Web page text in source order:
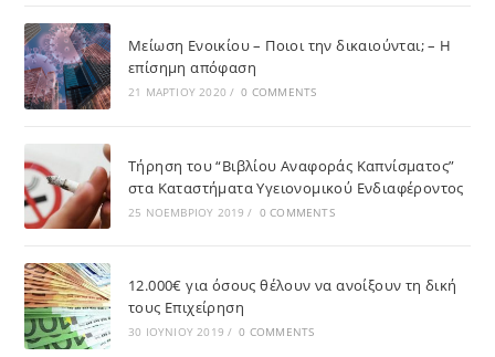
Μείωση Ενοικίου – Ποιοι την δικαιούνται; – Η
επίσημη απόφαση
21 ΜΑΡΤΊΟΥ 2020 / 0 COMMENTS
Τήρηση του “Βιβλίου Αναφοράς Καπνίσματος”
στα Καταστήματα Υγειονομικού Ενδιαφέροντος
25 ΝΟΕΜΒΡΊΟΥ 2019 / 0 COMMENTS
12.000€ για όσους θέλουν να ανοίξουν τη δική
τους Επιχείρηση
30 ΙΟΥΝΊΟΥ 2019 / 0 COMMENTS